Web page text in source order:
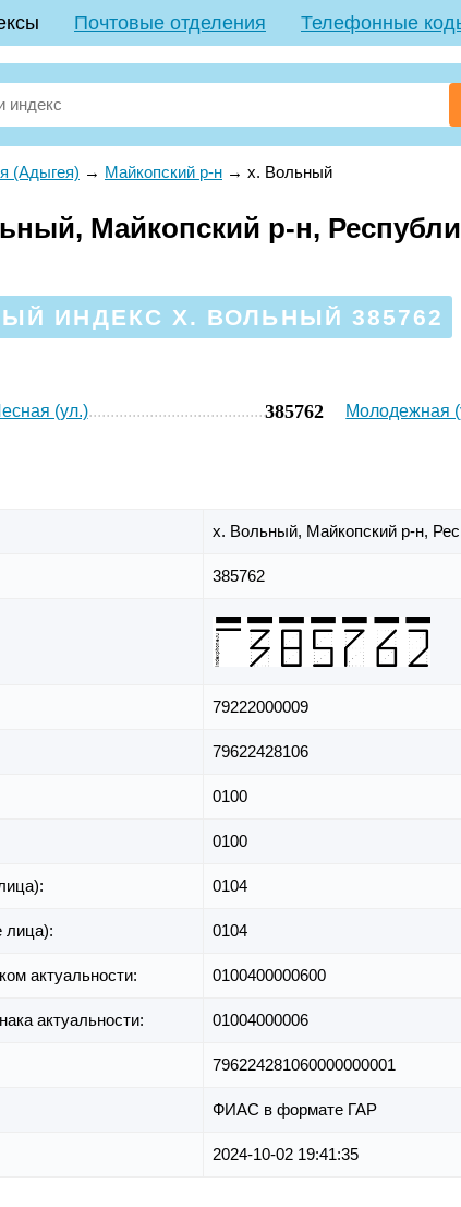
Почтовые отделения Телефонные
(Адыгея) → Майкопский р-н → х. Вольный
Майкопский р-н,
ИНДЕКС Х. ВОЛЬНЫЙ 385762
(ул.) 385762 Молодежная
х. Вольный, Майкопский р-н,
385762
79222000009
79622428106
0100
0100
0104
лица): 0104
актуальности: 0100400000600
актуальности: 01004000006
796224281060000000001
ФИАС в формате ГАР
2024-10-02 19:41:35